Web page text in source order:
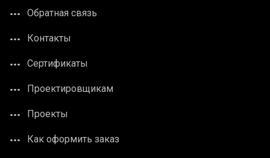
Обратная связь
Контакты
Сертификаты
Проектировщикам
Проекты
Как оформить заказ